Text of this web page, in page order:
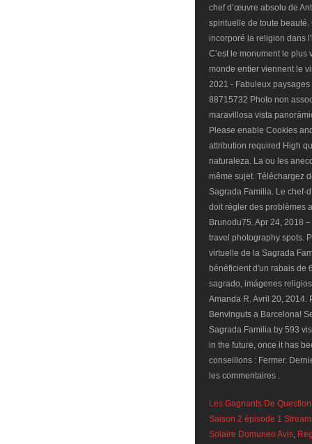
Les Gagnants De
Saison 2 épisode 1
Solaire Domuneo Avis,